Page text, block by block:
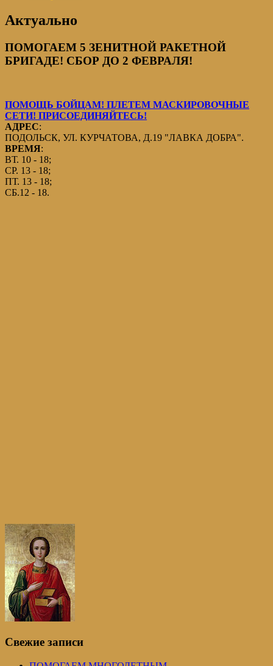
Актуально
ПОМОГАЕМ 5 ЗЕНИТНОЙ РАКЕТНОЙ
БРИГАДЕ! СБОР ДО 2 ФЕВРАЛЯ!
ПОМОЩЬ БОЙЦАМ! ПЛЕТЕМ МАСКИРОВОЧНЫЕ
СЕТИ! ПРИСОЕДИНЯЙТЕСЬ!
АДРЕС:
ПОДОЛЬСК, УЛ. КУРЧАТОВА, Д.19 "ЛАВКА ДОБРА".
ВРЕМЯ:
ВТ. 10 - 18;
СР. 13 - 18;
ПТ. 13 - 18;
СБ.12 - 18.
Свежие записи